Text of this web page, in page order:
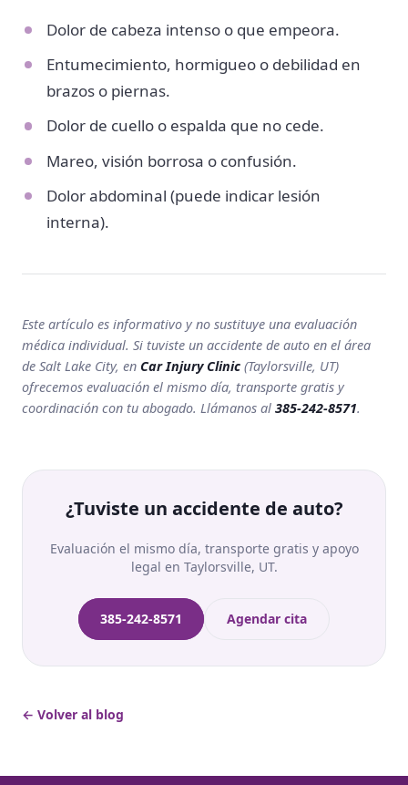
Dolor de cabeza intenso o que empeora.
Entumecimiento, hormigueo o debilidad en
brazos o piernas.
Dolor de cuello o espalda que no cede.
Mareo, visión borrosa o confusión.
Dolor abdominal (puede indicar lesión
interna).
Este artículo es informativo y no sustituye una evaluación
médica individual. Si tuviste un accidente de auto en el área
de Salt Lake City, en Car Injury Clinic (Taylorsville, UT)
ofrecemos evaluación el mismo día, transporte gratis y
coordinación con tu abogado. Llámanos al 385-242-8571.
¿Tuviste un accidente de auto?
Evaluación el mismo día, transporte gratis y apoyo
legal en Taylorsville, UT.
385-242-8571 Agendar cita
← Volver al blog